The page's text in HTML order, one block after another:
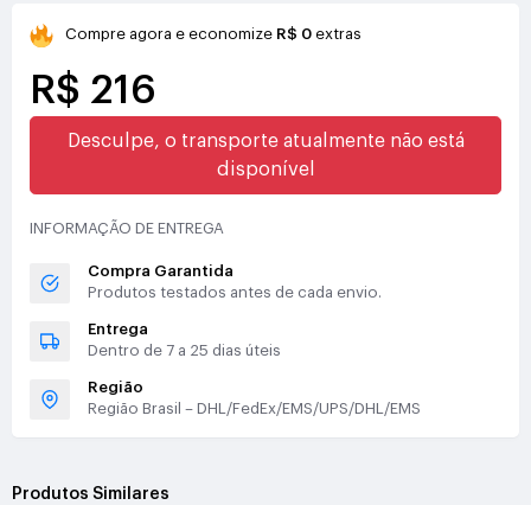
Compre agora e economize R$ 0 extras
R$ 216
Desculpe, o transporte atualmente não está
disponível
INFORMAÇÃO DE ENTREGA
Compra Garantida
Produtos testados antes de cada envio.
Entrega
Dentro de 7 a 25 dias úteis
Região
Região Brasil – DHL/FedEx/EMS/UPS/DHL/EMS
Produtos Similares